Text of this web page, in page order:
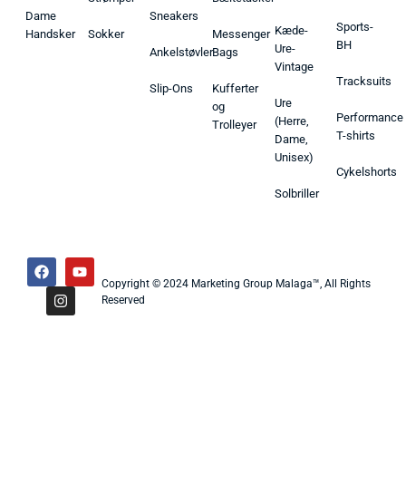
Dame
Handsker
Sokker
Sneakers
Ankelstøvler
Slip-Ons
Messenger
Bags
Kufferter
og
Trolleyer
Kæde-
Ure-
Vintage
Ure
(Herre,
Dame,
Unisex)
Solbriller
Sports-
BH
Tracksuits
Performance
T-shirts
Cykelshorts
Copyright © 2024 Marketing Group Malaga™, All Rights
Reserved